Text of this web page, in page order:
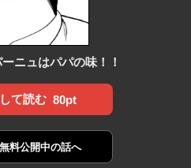
ニュはパパの味！！
て読む 80pt
料公開中の話へ